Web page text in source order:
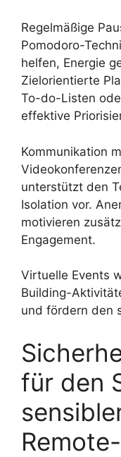
Regelmäßige
Pomodoro-
helfen, Energie
Zielorientierte
To-do-Listen
effektive
Kommunikation
unterstützt den
Isolation vor.
motivieren
Engagement.
Virtuelle Events
Building-
und fördern den
für den